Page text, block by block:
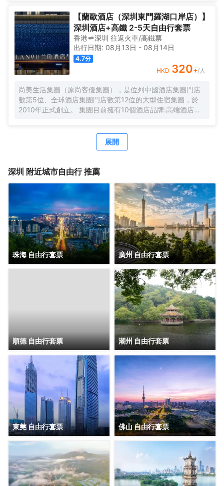
技帶來的便捷。-舒適享受:24小時熱水即開即熱，無需等
待，為您洗去一身疲憊。-影音娛樂:部分房間配備高清投影
儀，打造私人影院，享受震撼視聽盛宴。-貼心服務:酒店設有
洗衣房，並提供烘乾服務，解決您的洗衣煩惱，讓旅途更加
輕鬆自在。歡橙酒店是您商務出行、休閒度假的理想之選。
期待您的光臨！温馨提示，圖片僅供參考，無法涵蓋所有房
型，詳細的實物照片請諮詢酒店。
【蘭歐酒店（深圳東門羅湖口岸店）】
深圳酒店+高鐵 2-5天自由行套票
香港 深圳 往返火車/高鐵票
出行日期: 08月13日 - 08月14日
4.7分
HKD 320+/人
尚美生活集團（原尚客優集團），是位列中國酒店集團門店
數第5位、全球酒店集團門店數第12位的大型住宿集團，於
2010年正式創立。 集團目前擁有10個酒店品牌:高端酒店品
牌花美時、公寓品牌LIPPO公社。尚美生活旗下酒店超過
3500家（含在營店和籌建店），現已覆蓋全國31個省293座
團，尚美生活憑藉創新的商業模式、強大的品牌優勢和專業
創、共享大住宿共同體。未來，集團將不斷探索住宿業與互
聯網的結合、與新生活方式的結合，致力於成為全球領先的
生活服務連鎖平台，引領新尚美好生活。
展開
深圳 附近城市自由行 推薦
珠海 自由行套票 廣州 自由行套票
順德 自由行套票 潮州 自由行套票
東莞 自由行套票 佛山 自由行套票